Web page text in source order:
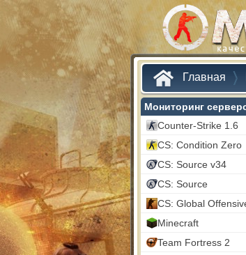
Главная
Мониторинг
Counter-Strike 1.6
CS: Condition Zero
CS: Source v34
CS: Source
CS: Global
Minecraft
Team Fortress 2